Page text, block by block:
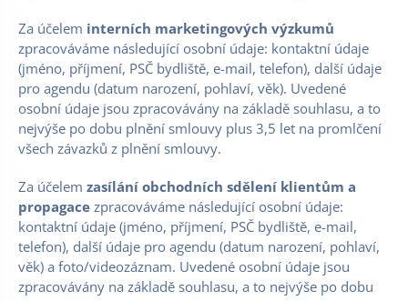
Za účelem interních marketingových výzkumů
zpracováváme následující osobní údaje: kontaktní údaje
(jméno, příjmení, PSČ bydliště, e-mail, telefon), další údaje
pro agendu (datum narození, pohlaví, věk). Uvedené
osobní údaje jsou zpracovávány na základě souhlasu, a to
nejvýše po dobu plnění smlouvy plus 3,5 let na promlčení
všech závazků z plnění smlouvy.
Za účelem zasílání obchodních sdělení klientům a
propagace zpracováváme následující osobní údaje:
kontaktní údaje (jméno, příjmení, PSČ bydliště, e-mail,
telefon), další údaje pro agendu (datum narození, pohlaví,
věk) a foto/videozáznam. Uvedené osobní údaje jsou
zpracovávány na základě souhlasu, a to nejvýše po dobu